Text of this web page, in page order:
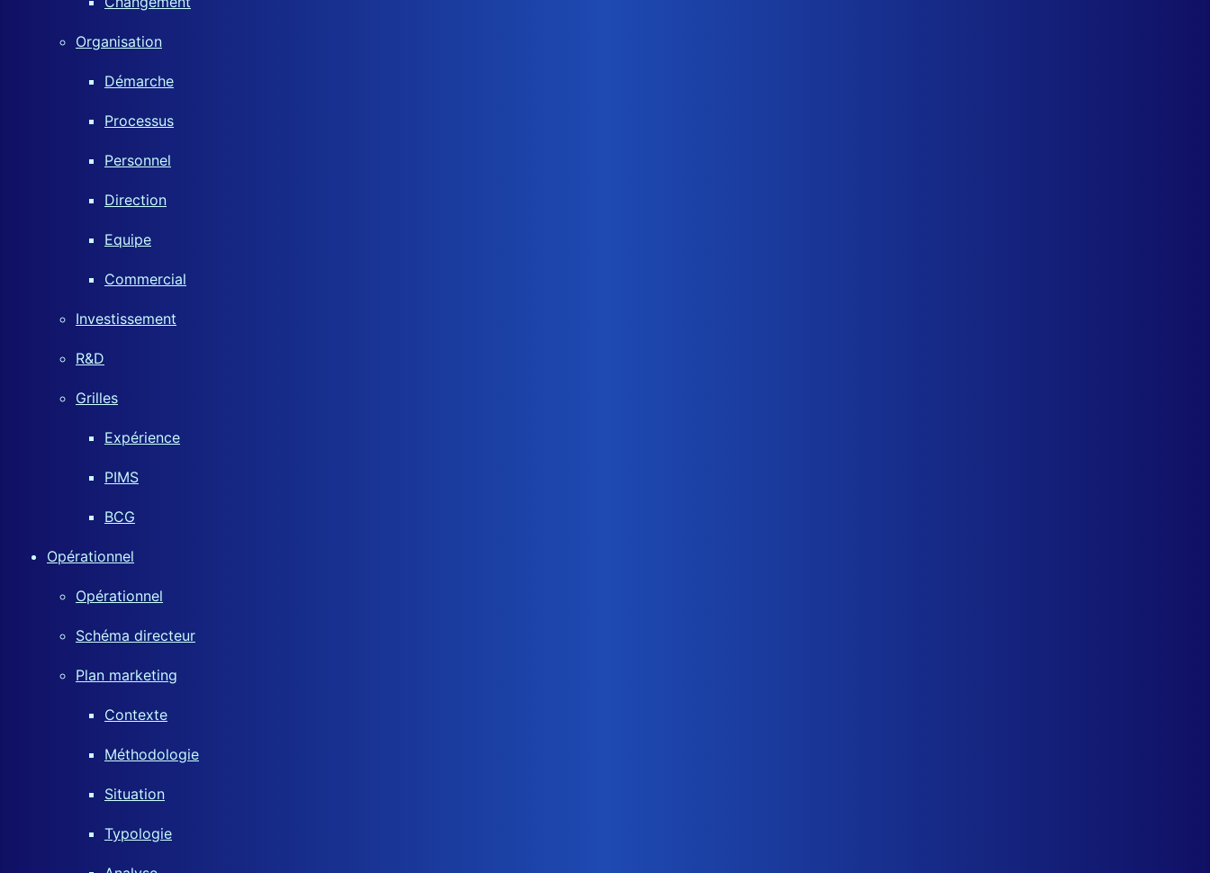
Organisation
Démarche
Processus
Personnel
Direction
Equipe
Commercial
Investissement
R&D
Grilles
Expérience
PIMS
BCG
Opérationnel
Opérationnel
Schéma directeur
Plan marketing
Contexte
Méthodologie
Situation
Typologie